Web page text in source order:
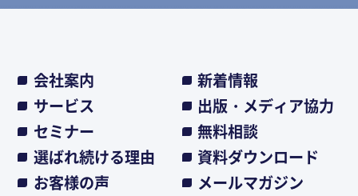
会社案内
新着情報
サービス
出版・メディア協力
セミナー
無料相談
選ばれ続ける理由
資料ダウンロード
お客様の声
メールマガジン